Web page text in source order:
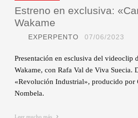
Estreno en exclusiva:
Wakame
EXPERPENTO 07/06/2023
Presentación en esclusiva del videoclip
Wakame, con Rafa Val de Viva Suecia.
«Revolución Industrial», producido por
Nombela.
Leer mucho más